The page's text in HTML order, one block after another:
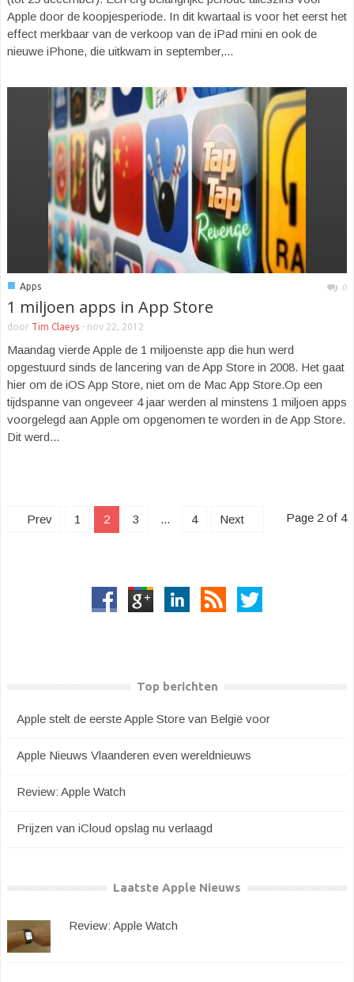
Apple door de koopjesperiode. In dit kwartaal is voor het eerst het
effect merkbaar van de verkoop van de iPad mini en ook de
nieuwe iPhone, die uitkwam in september,...
■ Apps 0
1 miljoen apps in App Store
door Tim Claeys - nov 22, 2012
Maandag vierde Apple de 1 miljoenste app die hun werd
opgestuurd sinds de lancering van de App Store in 2008. Het gaat
hier om de iOS App Store, niet om de Mac App Store.Op een
tijdspanne van ongeveer 4 jaar werden al minstens 1 miljoen apps
voorgelegd aan Apple om opgenomen te worden in de App Store.
Dit werd...
Prev 1 2 3 ... 4 Next Page 2 of 4
Top berichten
Apple stelt de eerste Apple Store van België voor
Apple Nieuws Vlaanderen even wereldnieuws
Review: Apple Watch
Prijzen van iCloud opslag nu verlaagd
Laatste Apple Nieuws
Review: Apple Watch